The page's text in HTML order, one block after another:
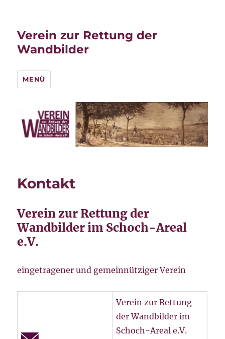
Verein zur Rettung der
Wandbilder
MENÜ
Kontakt
Verein zur Rettung der
Wandbilder im Schoch-Areal
e.V.
eingetragener und gemeinnütziger Verein
Verein zur Rettung
der Wandbilder im
Schoch-Areal e.V.